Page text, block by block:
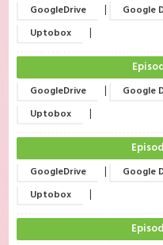
GoogleDrive | Google
Uptobox |
GoogleDrive | Google
Uptobox |
GoogleDrive | Google
Uptobox |